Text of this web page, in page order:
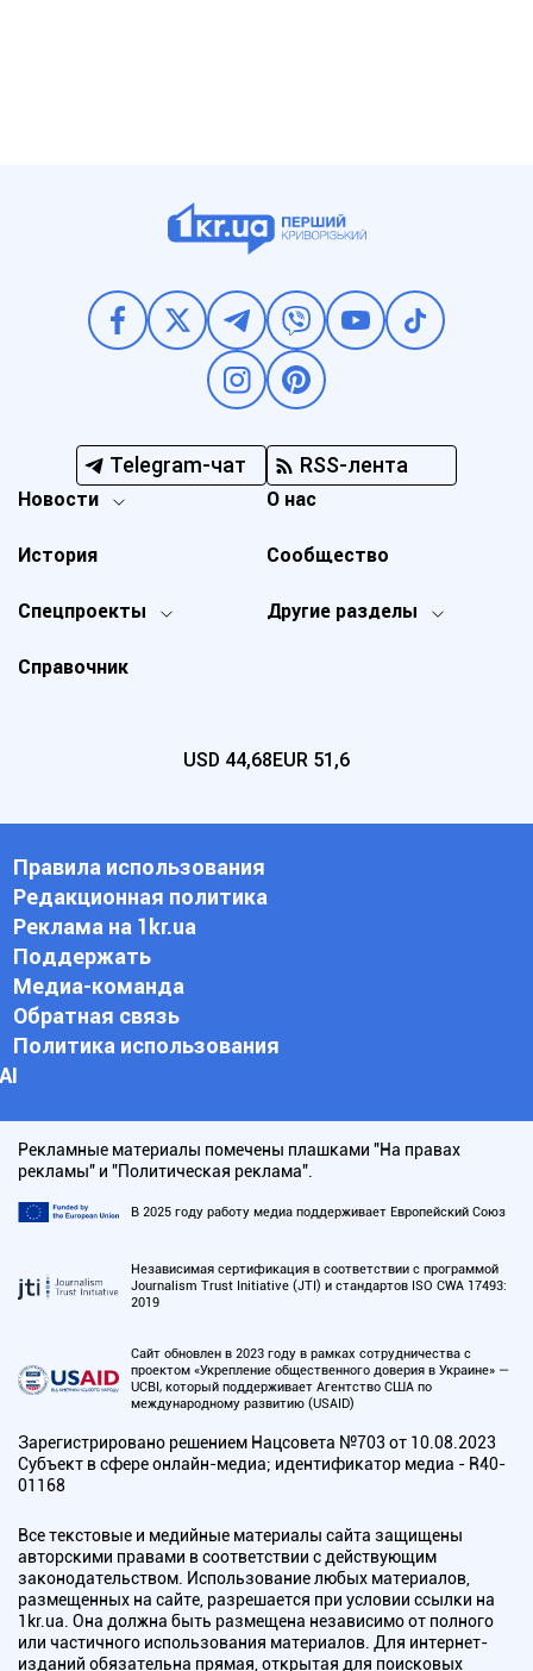
Telegram-чат RSS-лента
Новости
Спецпроекты Другие разделы
История
О нас
Справочник
Сообщество
USD 44,68EUR 51,6
Правила использования
Редакционная политика
Реклама на 1kr.ua
Поддержать
Медиа-команда
Обратная связь
Политика использования
АI
Рекламные материалы помечены плашками "На правах
рекламы" и "Политическая реклама".
В 2025 году работу медиа поддерживает Европейский Союз
Независимая сертификация в соответствии с программой
Journalism Trust Initiative (JTI) и стандартов ISO CWA 17493:
2019
Сайт обновлен в 2023 году в рамках сотрудничества с
проектом «Укрепление общественного доверия в Украине» —
UCBI, который поддерживает Агентство США по
международному развитию (USAID)
Зарегистрировано решением Нацсовета №703 от 10.08.2023
Субъект в сфере онлайн-медиа; идентификатор медиа - R40-
01168
Все текстовые и медийные материалы сайта защищены
авторскими правами в соответствии с действующим
законодательством. Использование любых материалов,
размещенных на сайте, разрешается при условии ссылки на
1kr.ua. Она должна быть размещена независимо от полного
или частичного использования материалов. Для интернет-
изданий обязательна прямая, открытая для поисковых